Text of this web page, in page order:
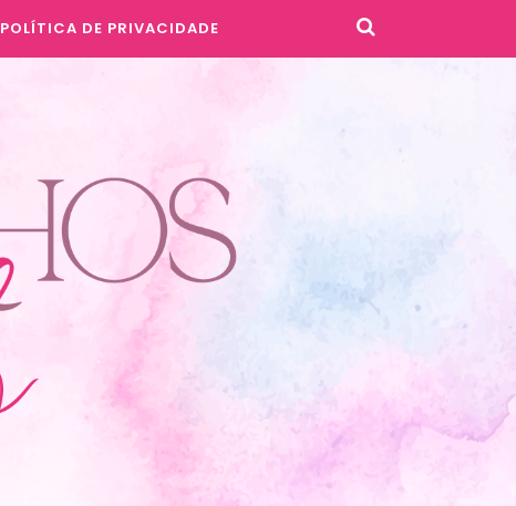
POLÍTICA DE PRIVACIDADE